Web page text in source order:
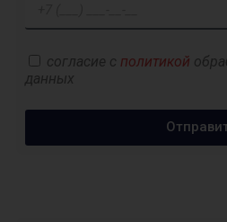
согласие с политикой
данных